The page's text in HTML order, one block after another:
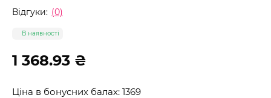
Відгуки: (0)
В наявності
1 368.93 ₴
Ціна в бонусних балах: 1369